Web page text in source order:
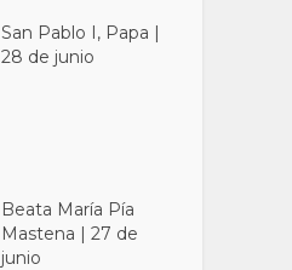
San Pablo I, Papa |
28 de junio
Beata María Pía
Mastena | 27 de
junio